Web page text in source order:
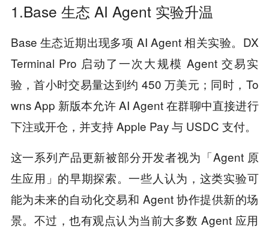
1.Base 生态 AI Agent 实验升温
Base 生态近期出现多项 AI Agent 相关实验。DX
Terminal Pro 启动了一次大规模 Agent 交易实
验，首小时交易量达到约 450 万美元；同时，To
wns App 新版本允许 AI Agent 在群聊中直接进行
下注或开仓，并支持 Apple Pay 与 USDC 支付。
这一系列产品更新被部分开发者视为「Agent 原
生应用」的早期探索。一些人认为，这类实验可
能为未来的自动化交易和 Agent 协作提供新的场
景。不过，也有观点认为当前大多数 Agent 应用